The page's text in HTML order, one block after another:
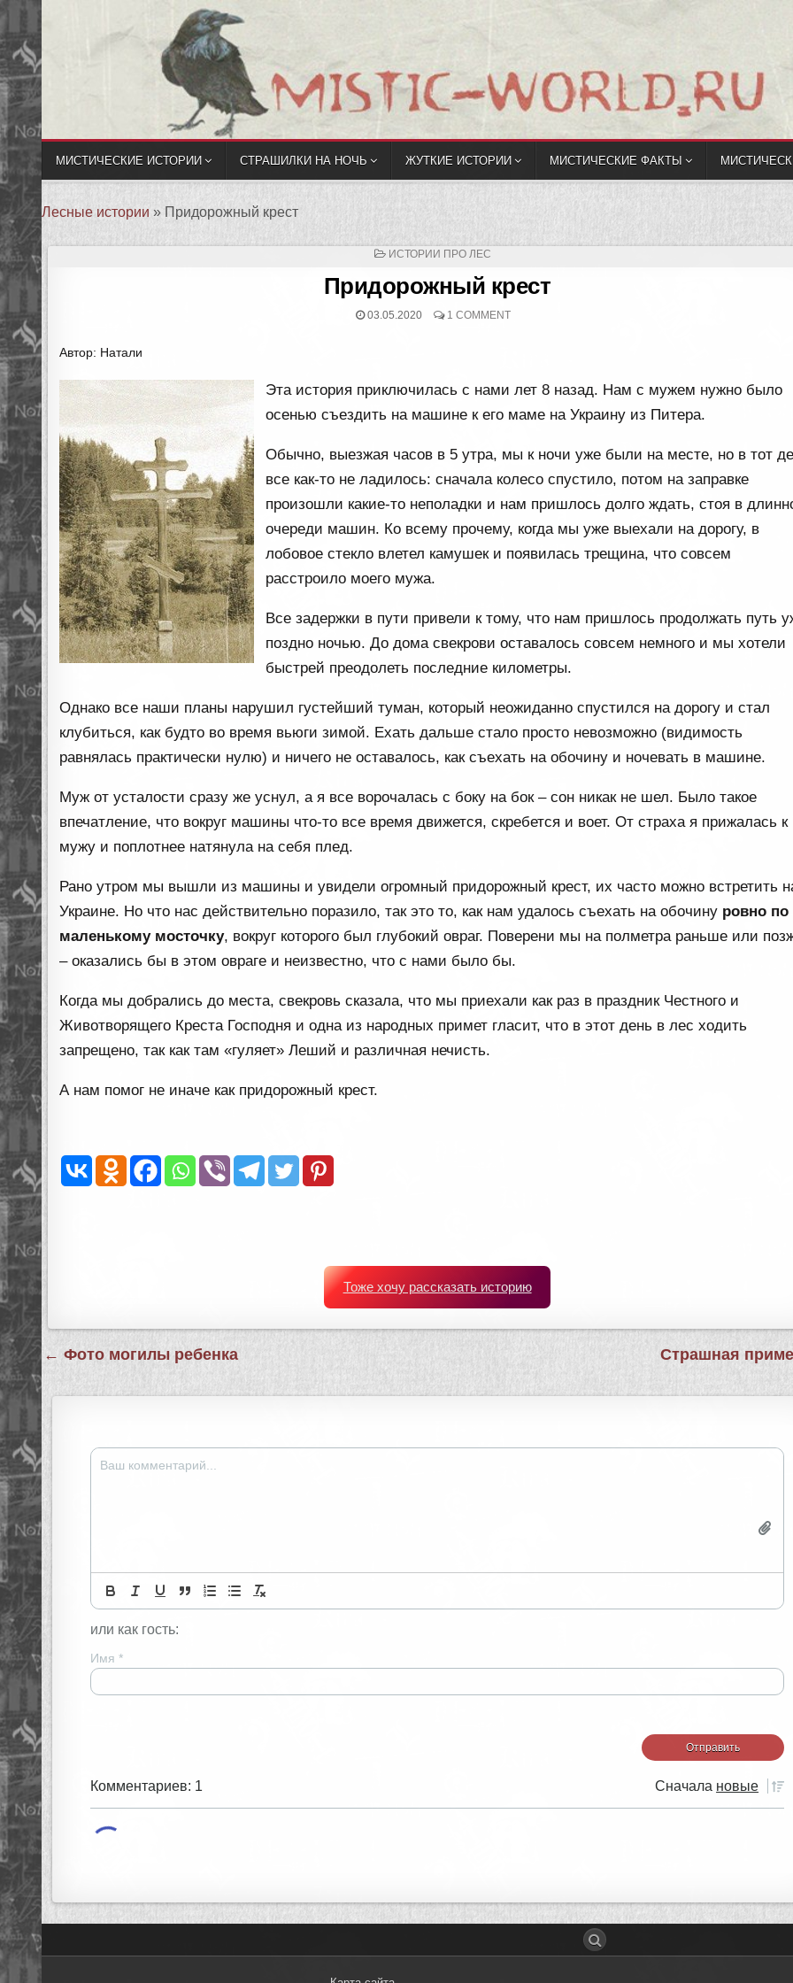
МИСТИЧЕСКИЕ ИСТОРИИ СТРАШИЛКИ НА НОЧЬ ЖУТКИЕ ИСТОРИИ МИСТИЧЕСКИЕ ФАКТЫ
Лесные истории » Придорожный крест
ОПУБЛИКОВАНО
ИСТОРИИ ПРО ЛЕС
Придорожный крест
03.05.2020 1 COMMENT
Автор: Натали
Эта история приключилась с нами лет 8 назад. Нам с мужем нужно было
осенью съездить на машине к его маме на Украину из Питера.
Обычно, выезжая часов в 5 утра, мы к ночи уже были на месте, но в тот
все как-то не ладилось: сначала колесо спустило, потом на заправке
произошли какие-то неполадки и нам пришлось долго ждать, стоя в
очереди машин. Ко всему прочему, когда мы уже выехали на дорогу, в
лобовое стекло влетел камушек и появилась трещина, что совсем
расстроило моего мужа.
Все задержки в пути привели к тому, что нам пришлось продолжать путь
поздно ночью. До дома свекрови оставалось совсем немного и мы хотели
быстрей преодолеть последние километры.
Однако все наши планы нарушил густейший туман, который неожиданно спустился на дорогу и стал
клубиться, как будто во время вьюги зимой. Ехать дальше стало просто невозможно (видимость
равнялась практически нулю) и ничего не оставалось, как съехать на обочину и ночевать в машине.
Муж от усталости сразу же уснул, а я все ворочалась с боку на бок – сон никак не шел. Было такое
впечатление, что вокруг машины что-то все время движется, скребется и воет. От страха я прижалась к
мужу и поплотнее натянула на себя плед.
Рано утром мы вышли из машины и увидели огромный придорожный крест, их часто можно встретить
Украине. Но что нас действительно поразило, так это то, как нам удалось съехать на обочину ровно по
маленькому мосточку, вокруг которого был глубокий овраг. Поверени мы на полметра раньше или
– оказались бы в этом овраге и неизвестно, что с нами было бы.
Когда мы добрались до места, свекровь сказала, что мы приехали как раз в праздник Честного и
Животворящего Креста Господня и одна из народных примет гласит, что в этот день в лес ходить
запрещено, так как там «гуляет» Леший и различная нечисть.
А нам помог не иначе как придорожный крест.
Тоже хочу рассказать историю
Навигация
по
записям
← Фото могилы ребенка Страшная
или как гость:
Имя *
Комментариев: 1 Сначала новые